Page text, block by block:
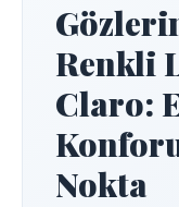
Renkli
Claro:
Nokta